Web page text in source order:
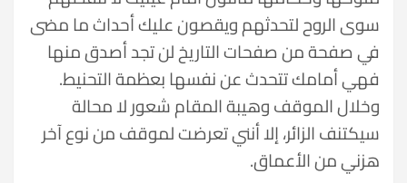
سوى الروح لتحدثهم ويقصون عليك أحداث ما مضى
في صفحة من صفحات التاريخ لن تجد أصدق منها
فهي أمامك تتحدث عن نفسها بعظمة التحنيط.
وخلال الموقف وهيبة المقام شعور لا محالة
سيكتنف الزائر، إلا أنني تعرضت لموقف من نوع آخر
هزني من الأعماق.